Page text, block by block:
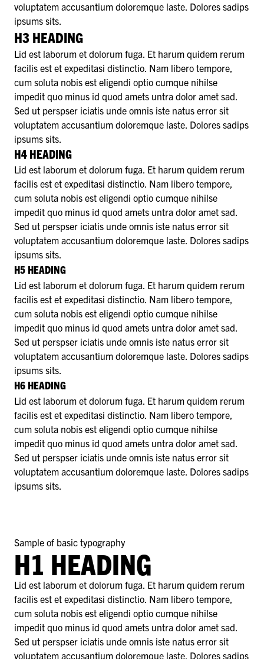
voluptatem accusantium doloremque laste. Dolores sadips
ipsums sits.
H3 HEADING
Lid est laborum et dolorum fuga. Et harum quidem rerum
facilis est et expeditasi distinctio. Nam libero tempore,
cum soluta nobis est eligendi optio cumque nihilse
impedit quo minus id quod amets untra dolor amet sad.
Sed ut perspser iciatis unde omnis iste natus error sit
voluptatem accusantium doloremque laste. Dolores sadips
ipsums sits.
H4 HEADING
Lid est laborum et dolorum fuga. Et harum quidem rerum
facilis est et expeditasi distinctio. Nam libero tempore,
cum soluta nobis est eligendi optio cumque nihilse
impedit quo minus id quod amets untra dolor amet sad.
Sed ut perspser iciatis unde omnis iste natus error sit
voluptatem accusantium doloremque laste. Dolores sadips
ipsums sits.
H5 HEADING
Lid est laborum et dolorum fuga. Et harum quidem rerum
facilis est et expeditasi distinctio. Nam libero tempore,
cum soluta nobis est eligendi optio cumque nihilse
impedit quo minus id quod amets untra dolor amet sad.
Sed ut perspser iciatis unde omnis iste natus error sit
voluptatem accusantium doloremque laste. Dolores sadips
ipsums sits.
H6 HEADING
Lid est laborum et dolorum fuga. Et harum quidem rerum
facilis est et expeditasi distinctio. Nam libero tempore,
cum soluta nobis est eligendi optio cumque nihilse
impedit quo minus id quod amets untra dolor amet sad.
Sed ut perspser iciatis unde omnis iste natus error sit
voluptatem accusantium doloremque laste. Dolores sadips
ipsums sits.
Sample of basic typography
H1 HEADING
Lid est laborum et dolorum fuga. Et harum quidem rerum
facilis est et expeditasi distinctio. Nam libero tempore,
cum soluta nobis est eligendi optio cumque nihilse
impedit quo minus id quod amets untra dolor amet sad.
Sed ut perspser iciatis unde omnis iste natus error sit
voluptatem accusantium doloremque laste. Dolores sadips